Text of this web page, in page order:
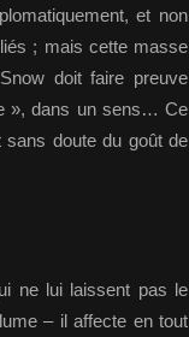
et non
; mais cette masse
doit faire preuve
», dans un sens… Ce
sans doute du goût de
ne lui laissent pas le
– il affecte en tout